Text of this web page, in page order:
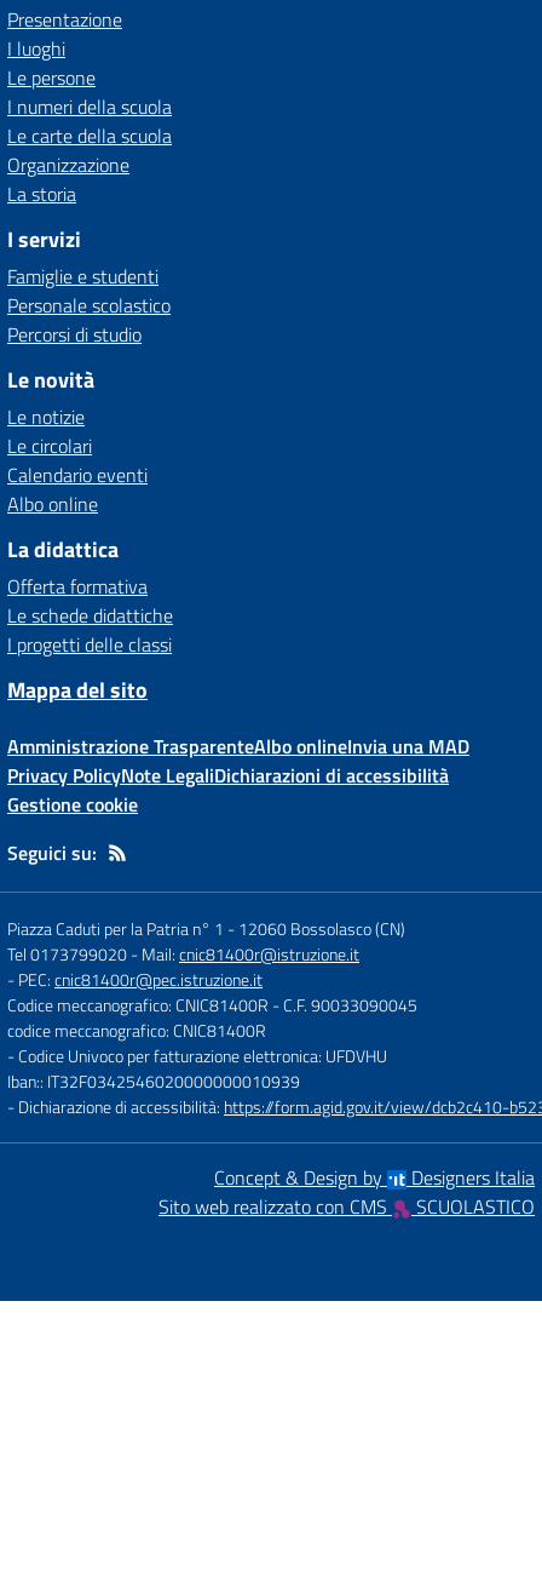
Presentazione
I luoghi
Le persone
I numeri della scuola
Le carte della scuola
Organizzazione
La storia
I servizi
Famiglie e studenti
Personale scolastico
Percorsi di studio
Le novità
Le notizie
Le circolari
Calendario eventi
Albo online
La didattica
Offerta formativa
Le schede didattiche
I progetti delle classi
Mappa del sito
Amministrazione TrasparenteAlbo onlineInvia una MAD
Privacy PolicyNote LegaliDichiarazioni di accessibilità
Gestione cookie
Seguici su:
Piazza Caduti per la Patria n° 1 -12060 Bossolasco (CN)
Tel 0173799020- Mail:cnic81400r@istruzione.it
- PEC:cnic81400r@pec.istruzione.it
Codice meccanografico: CNIC81400R - C.F. 90033090045
codice meccanografico: CNIC81400R
- Codice Univoco per fatturazione elettronica: UFDVHU
Iban:: IT32F0342546020000000010939
- Dichiarazione di accessibilità: https://form.agid.gov.it/view/dcb2c410-
Concept & Design by
Designers Italia
Sito web realizzato con CMS
SCUOLASTICO